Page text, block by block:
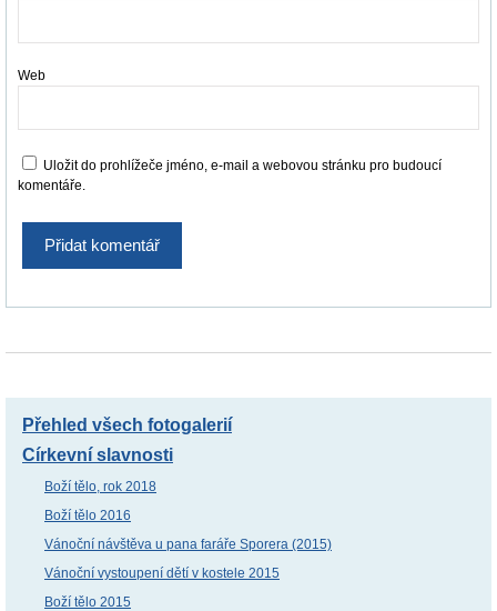
Web
Uložit do prohlížeče jméno, e-mail a webovou stránku pro budoucí
komentáře.
Přehled všech fotogalerií
Církevní slavnosti
Boží tělo, rok 2018
Boží tělo 2016
Vánoční návštěva u pana faráře Sporera (2015)
Vánoční vystoupení dětí v kostele 2015
Boží tělo 2015